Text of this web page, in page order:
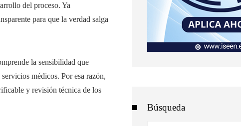
del proceso. Ya
para que la verdad salga
la sensibilidad que
médicos. Por esa razón,
y revisión técnica de los
Búsqueda